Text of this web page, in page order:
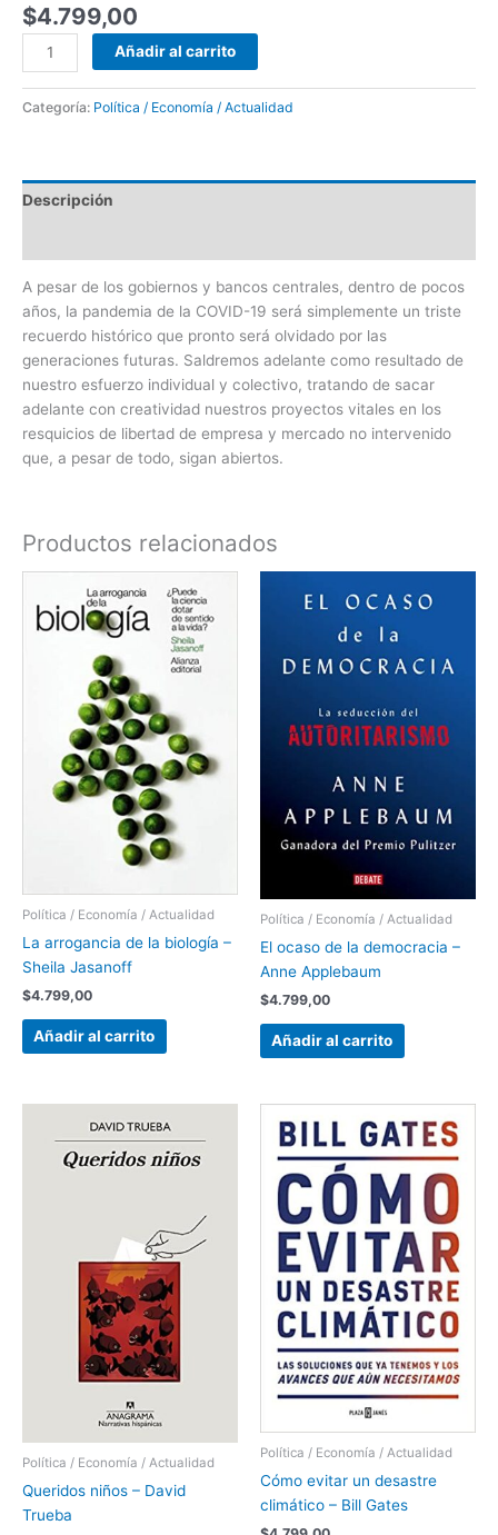
$4.799,00
Añadir al carrito
Categoría: Política / Economía / Actualidad
Descripción
A pesar de los gobiernos y bancos centrales, dentro de pocos
años, la pandemia de la COVID-19 será simplemente un triste
recuerdo histórico que pronto será olvidado por las
generaciones futuras. Saldremos adelante como resultado de
nuestro esfuerzo individual y colectivo, tratando de sacar
adelante con creatividad nuestros proyectos vitales en los
resquicios de libertad de empresa y mercado no intervenido
que, a pesar de todo, sigan abiertos.
Productos relacionados
Política / Economía / Actualidad
La arrogancia de la biología –
Sheila Jasanoff
$4.799,00
Añadir al carrito
Política / Economía / Actualidad
El ocaso de la democracia –
Anne Applebaum
$4.799,00
Añadir al carrito
Política / Economía / Actualidad
Queridos niños – David
Trueba
Política / Economía / Actualidad
Cómo evitar un desastre
climático – Bill Gates